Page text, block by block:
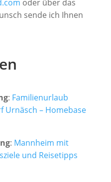
oder über das
sende ich Ihnen
: Familienurlaub
Urnäsch – Homebase
: Mannheim mit
und Reisetipps